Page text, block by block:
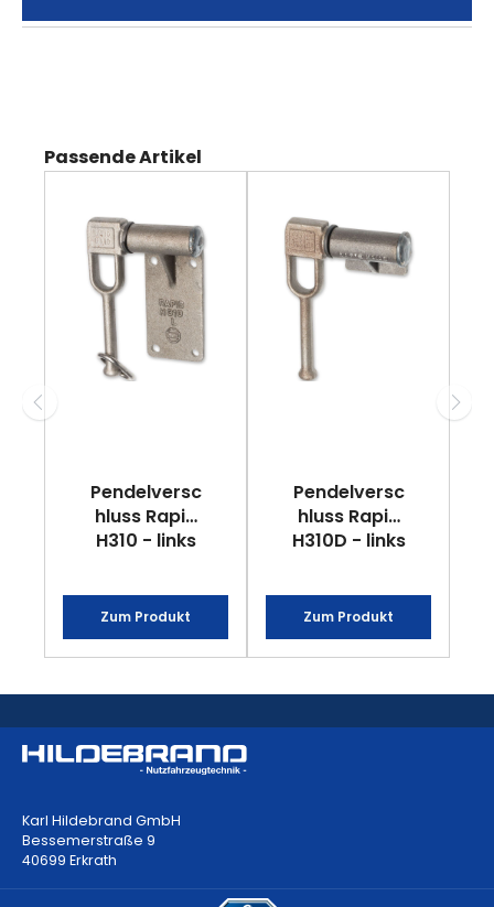
Produktgalerie überspringen
Passende Artikel
Pendelversc
hluss Rapid
H310 - links
Zum Produkt
Pendelversc
hluss Rapid
H310D - links
Zum Produkt
Karl Hildebrand GmbH
Bessemerstraße 9
40699 Erkrath